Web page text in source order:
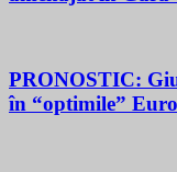
PRONOSTIC:
în “optimile”